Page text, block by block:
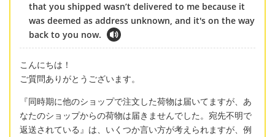
that you shipped wasn’t delivered to me because it
was deemed as address unknown, and it's on the way
back to you now.
こんにちは！
ご質問ありがとうございます。
『同時期に他のショップで注文した荷物は届いてますが、あ
なたのショップからの荷物は届きませんでした。宛先不明で
返送されている』は、いくつか言い方が考えられますが、例